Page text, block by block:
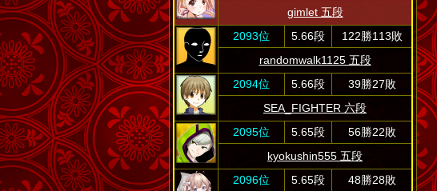
gimlet 五段
2093位
5.66段
122勝113敗
randomwalk1125 五段
2094位
5.66段
39勝27敗
SEA_FIGHTER 六段
2095位
5.65段
56勝22敗
kyokushin555 五段
2096位
5.65段
48勝28敗